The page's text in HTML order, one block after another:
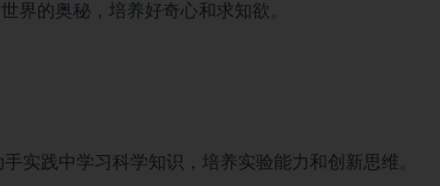
界的奥秘，培养好奇心和求知欲。
实践中学习科学知识，培养实验能力和创新思维。